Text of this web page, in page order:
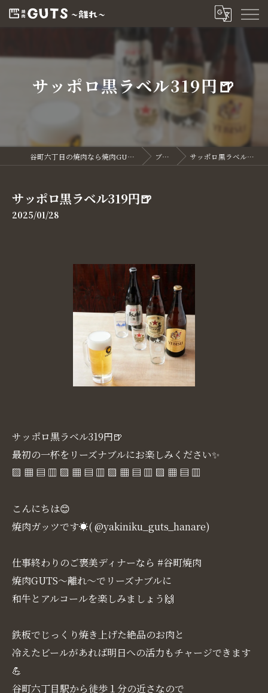
サッポロ黒ラベル319円🍺
谷町六丁目の焼肉なら焼肉GUTS～離れ～ ブログ サッポロ黒ラベル319円🍺
サッポロ黒ラベル319円🍺
2025/01/28
サッポロ黒ラベル319円🍺
最初の一杯をリーズナブルにお楽しみください✨
▧ ▦ ▤ ▥ ▧ ▦ ▤ ▥ ▧ ▦ ▤ ▥ ▧ ▦ ▤ ▥
こんにちは😊
焼肉ガッツです☀( @yakiniku_guts_hanare)
仕事終わりのご褒美ディナーなら #谷町焼肉
焼肉GUTS～離れ～でリーズナブルに
和牛とアルコールを楽しみましょう🙌
鉄板でじっくり焼き上げた絶品のお肉と
冷えたビールがあれば明日への活力もチャージできます
💪
谷町六丁目駅から徒歩１分の近さなので